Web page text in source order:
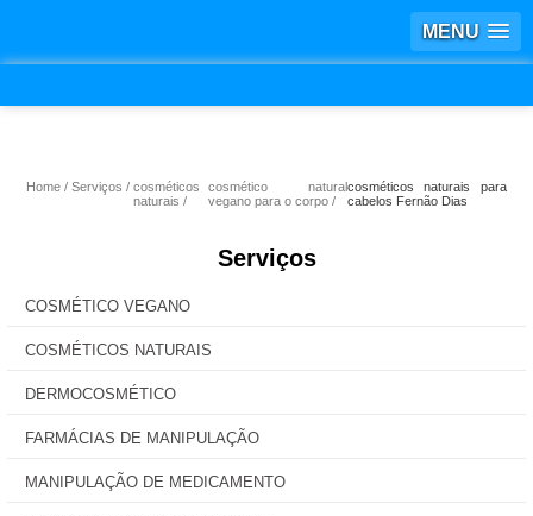
MENU
Home Serviços
cosméticos
naturais
cosmético natural
vegano para o corpo
cosméticos naturais para
cabelos Fernão Dias
Serviços
COSMÉTICO VEGANO
COSMÉTICOS NATURAIS
DERMOCOSMÉTICO
FARMÁCIAS DE MANIPULAÇÃO
MANIPULAÇÃO DE MEDICAMENTO